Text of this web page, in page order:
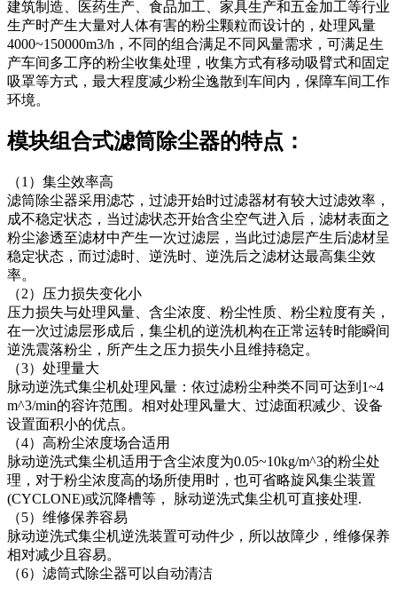
建筑制造、医药生产、食品加工、家具生产和五金加工等行业
生产时产生大量对人体有害的粉尘颗粒而设计的，处理风量
4000~150000m3/h，不同的组合满足不同风量需求，可满足生
产车间多工序的粉尘收集处理，收集方式有移动吸臂式和固定
吸罩等方式，最大程度减少粉尘逸散到车间内，保障车间工作
环境。
模块组合式滤筒除尘器的特点：
（1）集尘效率高
滤筒除尘器采用滤芯，过滤开始时过滤器材有较大过滤效率，
成不稳定状态，当过滤状态开始含尘空气进入后，滤材表面之
粉尘渗透至滤材中产生一次过滤层，当此过滤层产生后滤材呈
稳定状态，而过滤时、逆洗时、逆洗后之滤材达最高集尘效
率。
（2）压力损失变化小
压力损失与处理风量、含尘浓度、粉尘性质、粉尘粒度有关，
在一次过滤层形成后，集尘机的逆洗机构在正常运转时能瞬间
逆洗震落粉尘，所产生之压力损失小且维持稳定。
（3）处理量大
脉动逆洗式集尘机处理风量：依过滤粉尘种类不同可达到1~4
m^3/min的容许范围。相对处理风量大、过滤面积减少、设备
设置面积小的优点。
（4）高粉尘浓度场合适用
脉动逆洗式集尘机适用于含尘浓度为0.05~10kg/m^3的粉尘处
理，对于粉尘浓度高的场所使用时，也可省略旋风集尘装置
(CYCLONE)或沉降槽等， 脉动逆洗式集尘机可直接处理.
（5）维修保养容易
脉动逆洗式集尘机逆洗装置可动件少，所以故障少，维修保养
相对减少且容易。
（6）滤筒式除尘器可以自动清洁